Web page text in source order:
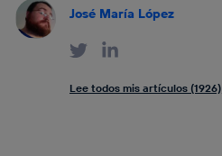
José María López
Lee todos mis artículos (1926)